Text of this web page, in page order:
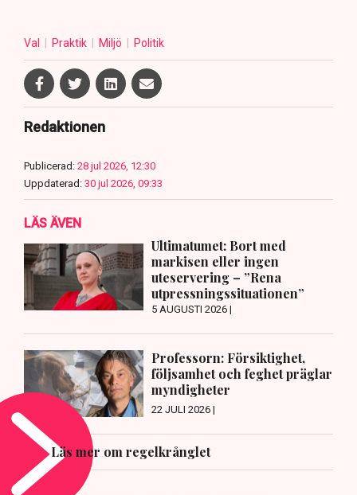
Val Praktik Miljö Politik
Redaktionen
Publicerad: 28 jul 2026, 12:30
Uppdaterad: 30 jul 2026, 09:33
LÄS ÄVEN
Ultimatumet: Bort med
markisen eller ingen
uteservering – ”Rena
utpressningssituationen”
5 AUGUSTI 2026 |
Professorn: Försiktighet,
följsamhet och feghet präglar
myndigheter
22 JULI 2026 |
Läs mer om regelkrånglet